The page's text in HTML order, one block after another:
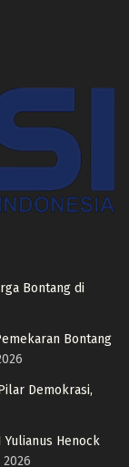
Bontang di
Bontang
Demokrasi,
Yulianus Henock
2026